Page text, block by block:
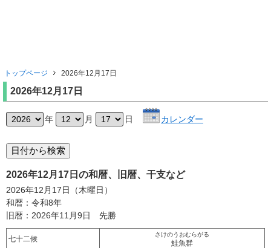
トップページ 2026年12月17日
2026年12月17日
年 月 日 カレンダー
2026年12月17日の和暦、旧暦、干支など
2026年12月17日（木曜日）
和暦：令和8年
旧暦：2026年11月9日 先勝
七十二候
さけのうおむらがる
鮭魚群